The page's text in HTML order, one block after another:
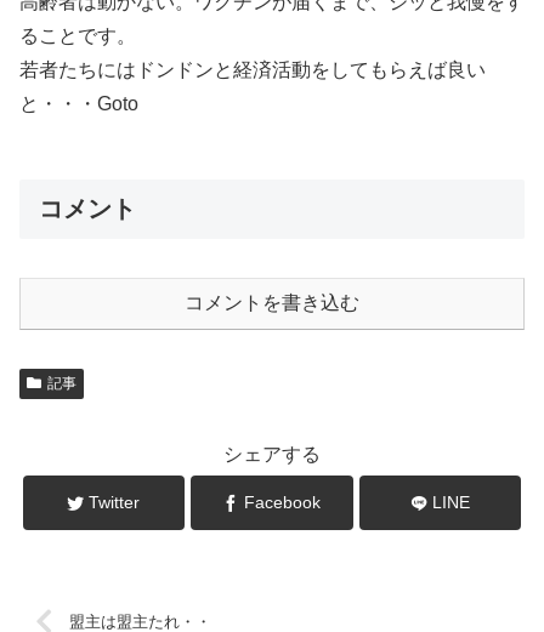
ることです。
若者たちにはドンドンと経済活動をしてもらえば良い
と・・・Goto
コメント
コメントを書き込む
記事
シェアする
Twitter Facebook LINE
盟主は盟主たれ・・